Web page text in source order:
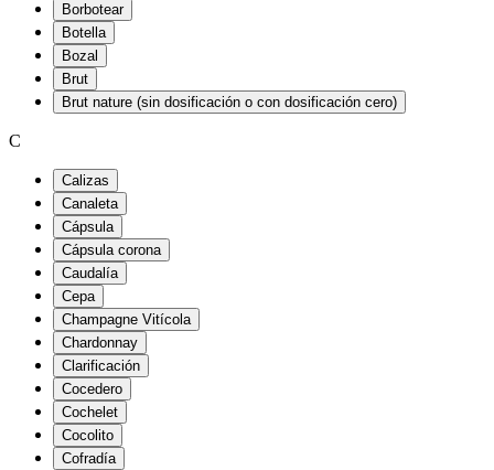
Borbotear
Botella
Bozal
Brut
Brut nature (sin dosificación o con dosificación cero)
C
Calizas
Canaleta
Cápsula
Cápsula corona
Caudalía
Cepa
Champagne Vitícola
Chardonnay
Clarificación
Cocedero
Cochelet
Cocolito
Cofradía